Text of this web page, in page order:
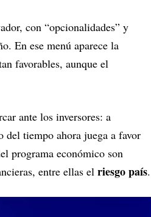
con “opcionalidades” y
En ese menú aparece la
favorables, aunque el
ante los inversores: a
del tiempo ahora juega a favor
programa económico son
entre ellas el riesgo país.